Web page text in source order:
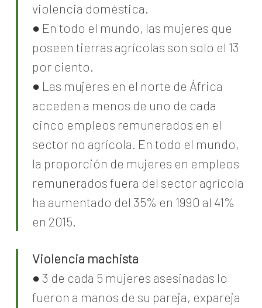
violencia doméstica.
● En todo el mundo, las mujeres que
poseen tierras agrícolas son solo el 13
por ciento.
● Las mujeres en el norte de África
acceden a menos de uno de cada
cinco empleos remunerados en el
sector no agrícola. En todo el mundo,
la proporción de mujeres en empleos
remunerados fuera del sector agrícola
ha aumentado del 35% en 1990 al 41%
en 2015.
Violencia machista
● 3 de cada 5 mujeres asesinadas lo
fueron a manos de su pareja, expareja